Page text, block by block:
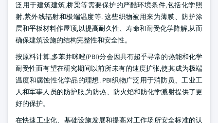
泛用于建筑建筑,桥梁等需要保护的严酷环境条件,包括化学照
射,紫外线辐射和极端温度等. 这些织物被用来为薄膜、防护涂
层和平板材料作屋顶,以提高耐久性、寿命和耐受化学降解,从而
确保建筑设施的结构完整性和安全性。
按原料计算,多苯并咪唑(PBI)分会因具有超乎寻常的热能和化学
耐受性而有望在研究期间以前所未有的速度扩张,使其成为极端
温度和腐蚀性化学品的理想. PBI织物广泛用于消防员、工业工
人和军事人员的防护服,为防热、防火焰和防化学溅射提供了更
好的保护。
在快速工业化、基础设施发展和提高对工作场所安全标准的认